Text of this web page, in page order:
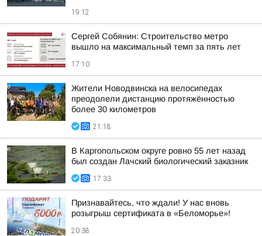
19:12
Сергей Собянин: Строительство метро
вышло на максимальный темп за пять лет
17:10
Жители Новодвинска на велосипедах
преодолели дистанцию протяжённостью
более 30 километров
21:18
В Каргопольском округе ровно 55 лет назад
был создан Лачский биологический заказник
17:33
Признавайтесь, что ждали! У нас вновь
розыгрыш сертификата в «Беломорье»!
20:38